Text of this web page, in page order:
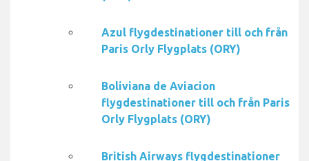
Azul flygdestinationer till och från
Paris Orly Flygplats (ORY)
Boliviana de Aviacion
flygdestinationer till och från Paris
Orly Flygplats (ORY)
British Airways flygdestinationer